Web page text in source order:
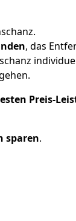
, das
Preis-
sparen.